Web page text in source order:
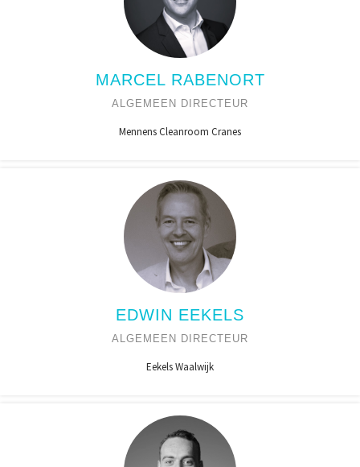
MARCEL RABENORT
ALGEMEEN DIRECTEUR
Mennens Cleanroom Cranes
EDWIN EEKELS
ALGEMEEN DIRECTEUR
Eekels Waalwijk